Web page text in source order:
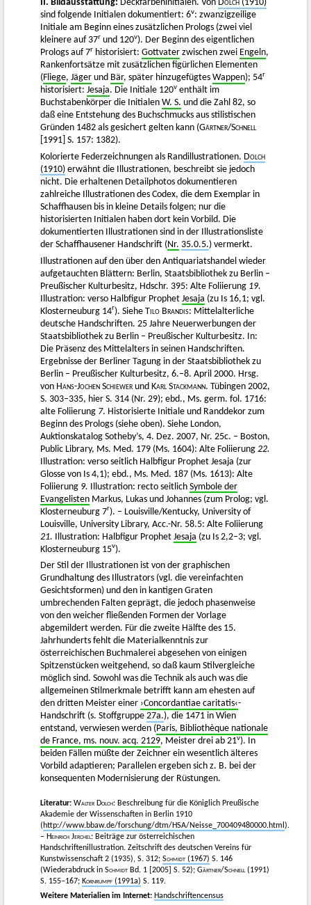
II. Bildausstattung: Deckfarbeninitialen. Von Dolch (1910)
sind folgende Initialen dokumentiert: 6v: zwanzigzeilige
Initiale am Beginn eines zusätzlichen Prologs (zwei viel
kleinere auf 37r und 120v). Der Beginn des eigentlichen
Prologs auf 7r historisiert: Gottvater zwischen zwei Engeln,
Rankenfortsätze mit zusätzlichen figürlichen Elementen
(Fliege, Jäger und Bär, später hinzugefügtes Wappen); 54r
historisiert: Jesaja. Die Initiale 120v enthält im
Buchstabenkörper die Initialen W. S. und die Zahl 82, so
daß eine Entstehung des Buchschmucks aus stilistischen
Gründen 1482 als gesichert gelten kann (Gärtner/Schnell
[1991] S. 157: 1382).
Kolorierte Federzeichnungen als Randillustrationen. Dolch
(1910) erwähnt die Illustrationen, beschreibt sie jedoch
nicht. Die erhaltenen Detailphotos dokumentieren
zahlreiche Illustrationen des Codex, die dem Exemplar in
Schaffhausen bis in kleine Details folgen; nur die
historisierten Initialen haben dort kein Vorbild. Die
dokumentierten Illustrationen sind in der Illustrationsliste
der Schaffhausener Handschrift ( Nr. 35.0.5.) vermerkt.
Illustrationen auf den über den Antiquariatshandel wieder
aufgetauchten Blättern: Berlin, Staatsbibliothek zu Berlin –
Preußischer Kulturbesitz, Hdschr. 395: Alte Foliierung 19.
Illustration: verso Halbfigur Prophet Jesaja (zu Is 16,1; vgl.
Klosterneuburg 14r). Siehe Tilo Brandis: Mittelalterliche
deutsche Handschriften. 25 Jahre Neuerwerbungen der
Staatsbibliothek zu Berlin – Preußischer Kulturbesitz. In:
Die Präsenz des Mittelalters in seinen Handschriften.
Ergebnisse der Berliner Tagung in der Staatsbibliothek zu
Berlin – Preußischer Kulturbesitz, 6.–8. April 2000. Hrsg.
von Hans-Jochen Schiewer und Karl Stackmann. Tübingen 2002,
S. 303–335, hier S. 314 (Nr. 29); ebd., Ms. germ. fol. 1716:
alte Foliierung 7. Historisierte Initiale und Randdekor zum
Beginn des Prologs (siehe oben). Siehe London,
Auktionskatalog Sotheby’s, 4. Dez. 2007, Nr. 25c. – Boston,
Public Library, Ms. Med. 179 (Ms. 1604): Alte Foliierung 22.
Illustration: verso seitlich Halbfigur Prophet Jesaja (zur
Glosse von Is 4,1); ebd., Ms. Med. 187 (Ms. 1613): Alte
Foliierung 9. Illustration: recto seitlich Symbole der
Evangelisten Markus, Lukas und Johannes (zum Prolog; vgl.
Klosterneuburg 7r). – Louisville/Kentucky, University of
Louisville, University Library, Acc.-Nr. 58.5: Alte Foliierung
21. Illustration: Halbfigur Prophet Jesaja (zu Is 2,2–3; vgl.
Klosterneuburg 15v).
Der Stil der Illustrationen ist von der graphischen
Grundhaltung des Illustrators (vgl. die vereinfachten
Gesichtsformen) und den in kantigen Graten
umbrechenden Falten geprägt, die jedoch phasenweise
von den weicher fließenden Formen der Vorlage
abgemildert werden. Für die zweite Hälfte des 15.
Jahrhunderts fehlt die Materialkenntnis zur
österreichischen Buchmalerei abgesehen von einigen
Spitzenstücken weitgehend, so daß kaum Stilvergleiche
möglich sind. Sowohl was die Technik als auch was die
allgemeinen Stilmerkmale betrifft kann am ehesten auf
den dritten Meister einer ›Concordantiae caritatis‹-
Handschrift (s. Stoffgruppe 27a.), die 1471 in Wien
entstand, verwiesen werden (Paris, Bibliothèque nationale
de France, ms. nouv. acq. 2129, Meister drei ab 21v). In
beiden Fällen müßte der Zeichner ein wesentlich älteres
Vorbild adaptieren; Parallelen ergeben sich z. B. bei der
konsequenten Modernisierung der Rüstungen.
Literatur: Walter Dolch: Beschreibung für die Königlich Preußische
Akademie der Wissenschaften in Berlin 1910
( http://www.bbaw.de/forschung/dtm/HSA/Neisse_700409480000.html ).
– Heinrich Jerchel: Beiträge zur österreichischen
Handschriftenillustration. Zeitschrift des deutschen Vereins für
Kunstwissenschaft 2 (1935), S. 312; Schmidt (1967) S. 146
(Wiederabdruck in Schmidt Bd. 1 [2005] S. 52); Gärtner/Schnell(1991)
S. 155–167; Kornrumpf (1991a) S. 119.
Weitere Materialien im Internet: Handschriftencensus